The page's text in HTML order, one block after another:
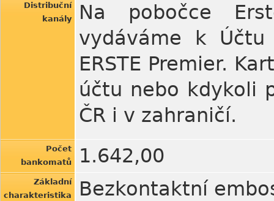
Distribuční
kanály
Na pobočce
vydáváme k Účtu
ERSTE Premier.
účtu nebo kdykoli
ČR i v zahraničí.
Počet
bankomatů
1.642,00
Základní
charakteristika
Bezkontaktní